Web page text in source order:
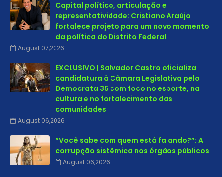
Capital político, articulação e
representatividade: Cristiano Araújo
fortalece projeto para um novo momento
da política do Distrito Federal
August 07,2026
EXCLUSIVO | Salvador Castro oficializa
candidatura à Câmara Legislativa pelo
Democrata 35 com foco no esporte, na
cultura e no fortalecimento das
comunidades
August 06,2026
“Você sabe com quem está falando?”: A
corrupção sistêmica nos órgãos públicos
August 06,2026